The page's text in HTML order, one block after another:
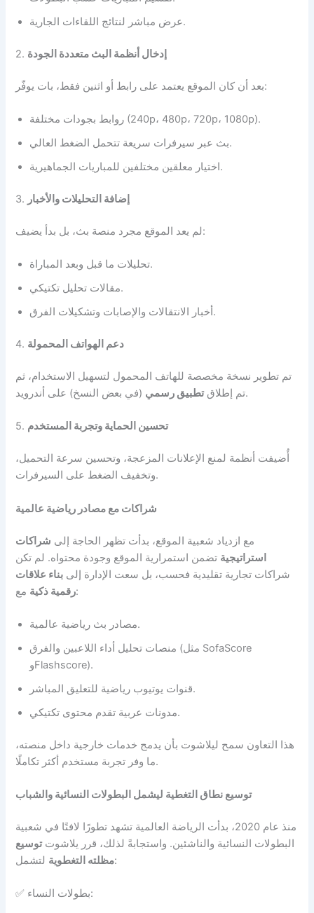
عرض مباشر لنتائج اللقاءات الجارية.
2. إدخال أنظمة البث متعددة الجودة
بعد أن كان الموقع يعتمد على رابط أو اثنين فقط، بات يوفّر:
روابط بجودات مختلفة (240p، 480p، 720p، 1080p).
بث عبر سيرفرات سريعة تتحمل الضغط العالي.
اختيار معلقين مختلفين للمباريات الجماهيرية.
3. إضافة التحليلات والأخبار
لم يعد الموقع مجرد منصة بث، بل بدأ يضيف:
تحليلات ما قبل وبعد المباراة.
مقالات تحليل تكتيكي.
أخبار الانتقالات والإصابات وتشكيلات الفرق.
4. دعم الهواتف المحمولة
تم تطوير نسخة مخصصة للهاتف المحمول لتسهيل الاستخدام، ثم
تم إطلاقتطبيق رسمي (في بعض النسخ) على أندرويد.
5. تحسين الحماية وتجربة المستخدم
أُضيفت أنظمة لمنع الإعلانات المزعجة، وتحسين سرعة التحميل،
وتخفيف الضغط على السيرفرات.
شراكات مع مصادر رياضية عالمية
مع ازدياد شعبية الموقع، بدأت تظهر الحاجة إلى شراكات
استراتيجية تضمن استمرارية الموقع وجودة محتواه. لم تكن
شراكات تجارية تقليدية فحسب، بل سعت الإدارة إلى بناء علاقات
رقمية ذكيةمع:
مصادر بث رياضية عالمية.
منصات تحليل أداء اللاعبين والفرق (مثل SofaScore
وFlashscore).
قنوات يوتيوب رياضية للتعليق المباشر.
مدونات عربية تقدم محتوى تكتيكي.
هذا التعاون سمح ليلاشوت بأن يدمج خدمات خارجية داخل منصته،
ما وفر تجربة مستخدم أكثر تكاملًا.
توسيع نطاق التغطية ليشمل البطولات النسائية والشباب
منذ عام 2020، بدأت الرياضة العالمية تشهد تطورًا لافتًا في شعبية
البطولات النسائية والناشئين. واستجابةً لذلك، قرر يلاشوتتوسيع
مظلته التغطويةلتشمل:
✅ بطولات النساء: